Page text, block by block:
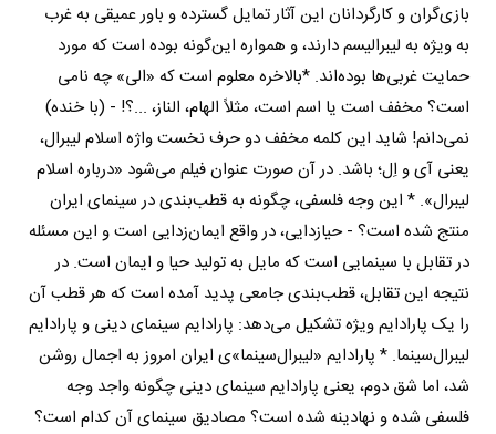
بازی‌گران و کارگردانان این آثار تمایل گسترده و باور عمیقی به غرب
به ویژه به لیبرالیسم دارند، و همواره این‌گونه بوده است که مورد
حمایت غربی‌ها بوده‌اند. *بالاخره معلوم است که «الی» چه نامی
است؟ مخفف است یا اسم است، مثلاً الهام، الناز، ...؟! - (با خنده)
نمی‌دانم! شاید این کلمه مخفف دو حرف نخست واژه اسلام لیبرال،
یعنی آی و اِل؛ باشد. در آن صورت عنوان فیلم می‌شود «درباره اسلام
لیبرال». * این وجه فلسفی، چگونه به قطب‌بندی در سینمای ایران
منتج شده است؟ - حیازدایی، در واقع ایمان‌زدایی است و این مسئله
در تقابل با سینمایی است که مایل به تولید حیا و ایمان است. در
نتیجه‌ این تقابل، قطب‌بندی جامعی پدید آمده است که هر قطب آن
را یک پارادایم ویژه تشکیل می‌دهد: پارادایم سینمای دینی و پارادایم
لیبرال‌سینما. * پارادایم «لیبرال‌سینما»ی ایران امروز به اجمال روشن
شد، اما شق دوم، یعنی پارادایم سینمای دینی چگونه واجد وجه
فلسفی شده و نهادینه شده است؟ مصادیق سینمای آن کدام است؟